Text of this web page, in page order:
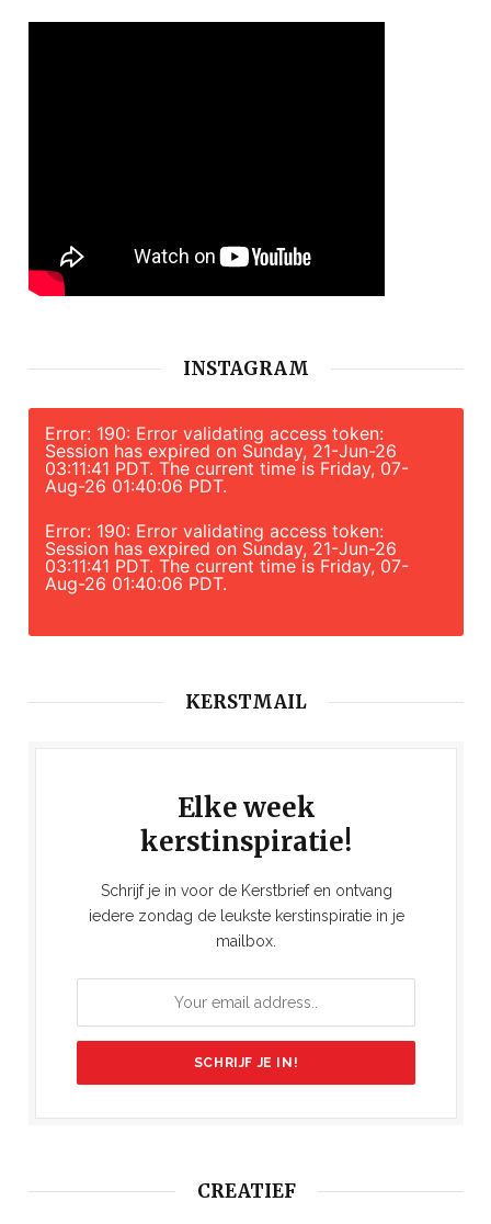
INSTAGRAM
Error: 190: Error validating access token:
Session has expired on Sunday, 21-Jun-26
03:11:41 PDT. The current time is Friday, 07-
Aug-26 01:40:06 PDT.
Error: 190: Error validating access token:
Session has expired on Sunday, 21-Jun-26
03:11:41 PDT. The current time is Friday, 07-
Aug-26 01:40:06 PDT.
KERSTMAIL
Elke week
kerstinspiratie!
Schrijf je in voor de Kerstbrief en ontvang
iedere zondag de leukste kerstinspiratie in je
mailbox.
CREATIEF